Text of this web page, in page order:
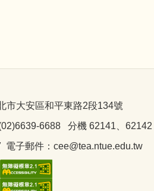
市大安區和平東路2段134號
6688 分機 62141、62142
電子郵件：cee@tea.ntue.edu.tw